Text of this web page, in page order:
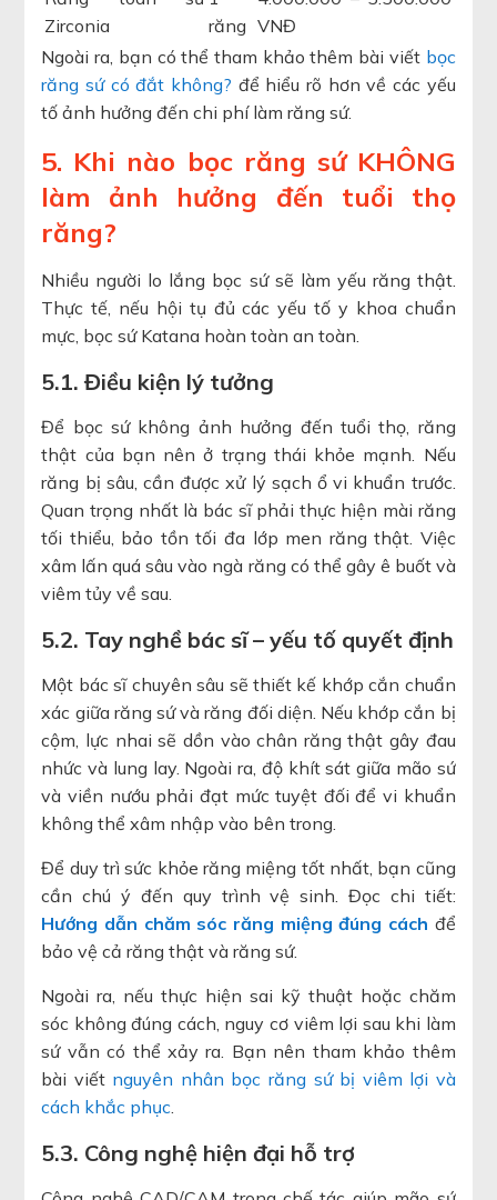
Zirconia
răng VNĐ
Ngoài ra, bạn có thể tham khảo thêm bài viết bọc
răng sứ có đắt không? để hiểu rõ hơn về các yếu
tố ảnh hưởng đến chi phí làm răng sứ.
5. Khi nào bọc răng sứ KHÔNG
làm ảnh hưởng đến tuổi thọ
răng?
Nhiều người lo lắng bọc sứ sẽ làm yếu răng thật.
Thực tế, nếu hội tụ đủ các yếu tố y khoa chuẩn
mực, bọc sứ Katana hoàn toàn an toàn.
5.1. Điều kiện lý tưởng
Để bọc sứ không ảnh hưởng đến tuổi thọ, răng
thật của bạn nên ở trạng thái khỏe mạnh. Nếu
răng bị sâu, cần được xử lý sạch ổ vi khuẩn trước.
Quan trọng nhất là bác sĩ phải thực hiện mài răng
tối thiểu, bảo tồn tối đa lớp men răng thật. Việc
xâm lấn quá sâu vào ngà răng có thể gây ê buốt và
viêm tủy về sau.
5.2. Tay nghề bác sĩ – yếu tố quyết định
Một bác sĩ chuyên sâu sẽ thiết kế khớp cắn chuẩn
xác giữa răng sứ và răng đối diện. Nếu khớp cắn bị
cộm, lực nhai sẽ dồn vào chân răng thật gây đau
nhức và lung lay. Ngoài ra, độ khít sát giữa mão sứ
và viền nướu phải đạt mức tuyệt đối để vi khuẩn
không thể xâm nhập vào bên trong.
Để duy trì sức khỏe răng miệng tốt nhất, bạn cũng
cần chú ý đến quy trình vệ sinh. Đọc chi tiết:
Hướng dẫn chăm sóc răng miệng đúng cách để
bảo vệ cả răng thật và răng sứ.
Ngoài ra, nếu thực hiện sai kỹ thuật hoặc chăm
sóc không đúng cách, nguy cơ viêm lợi sau khi làm
sứ vẫn có thể xảy ra. Bạn nên tham khảo thêm
bài viết nguyên nhân bọc răng sứ bị viêm lợi và
cách khắc phục.
5.3. Công nghệ hiện đại hỗ trợ